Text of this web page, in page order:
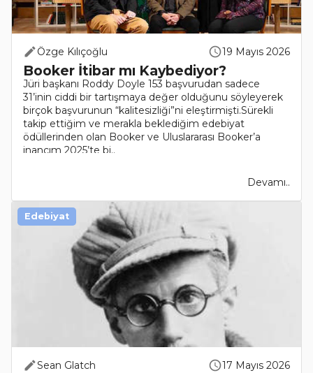
Özge Kılıçoğlu 19 Mayıs 2026
Booker İtibar mı Kaybediyor?
Jüri başkanı Roddy Doyle 153 başvurudan sadece
31’inin ciddi bir tartışmaya değer olduğunu söyleyerek
birçok başvurunun “kalitesizliği”ni eleştirmişti.Sürekli
takip ettiğim ve merakla beklediğim edebiyat
ödüllerinden olan Booker ve Uluslararası Booker’a
inancım 2025’te bi..
Devamı..
Sean Glatch 17 Mayıs 2026
Edebiyat